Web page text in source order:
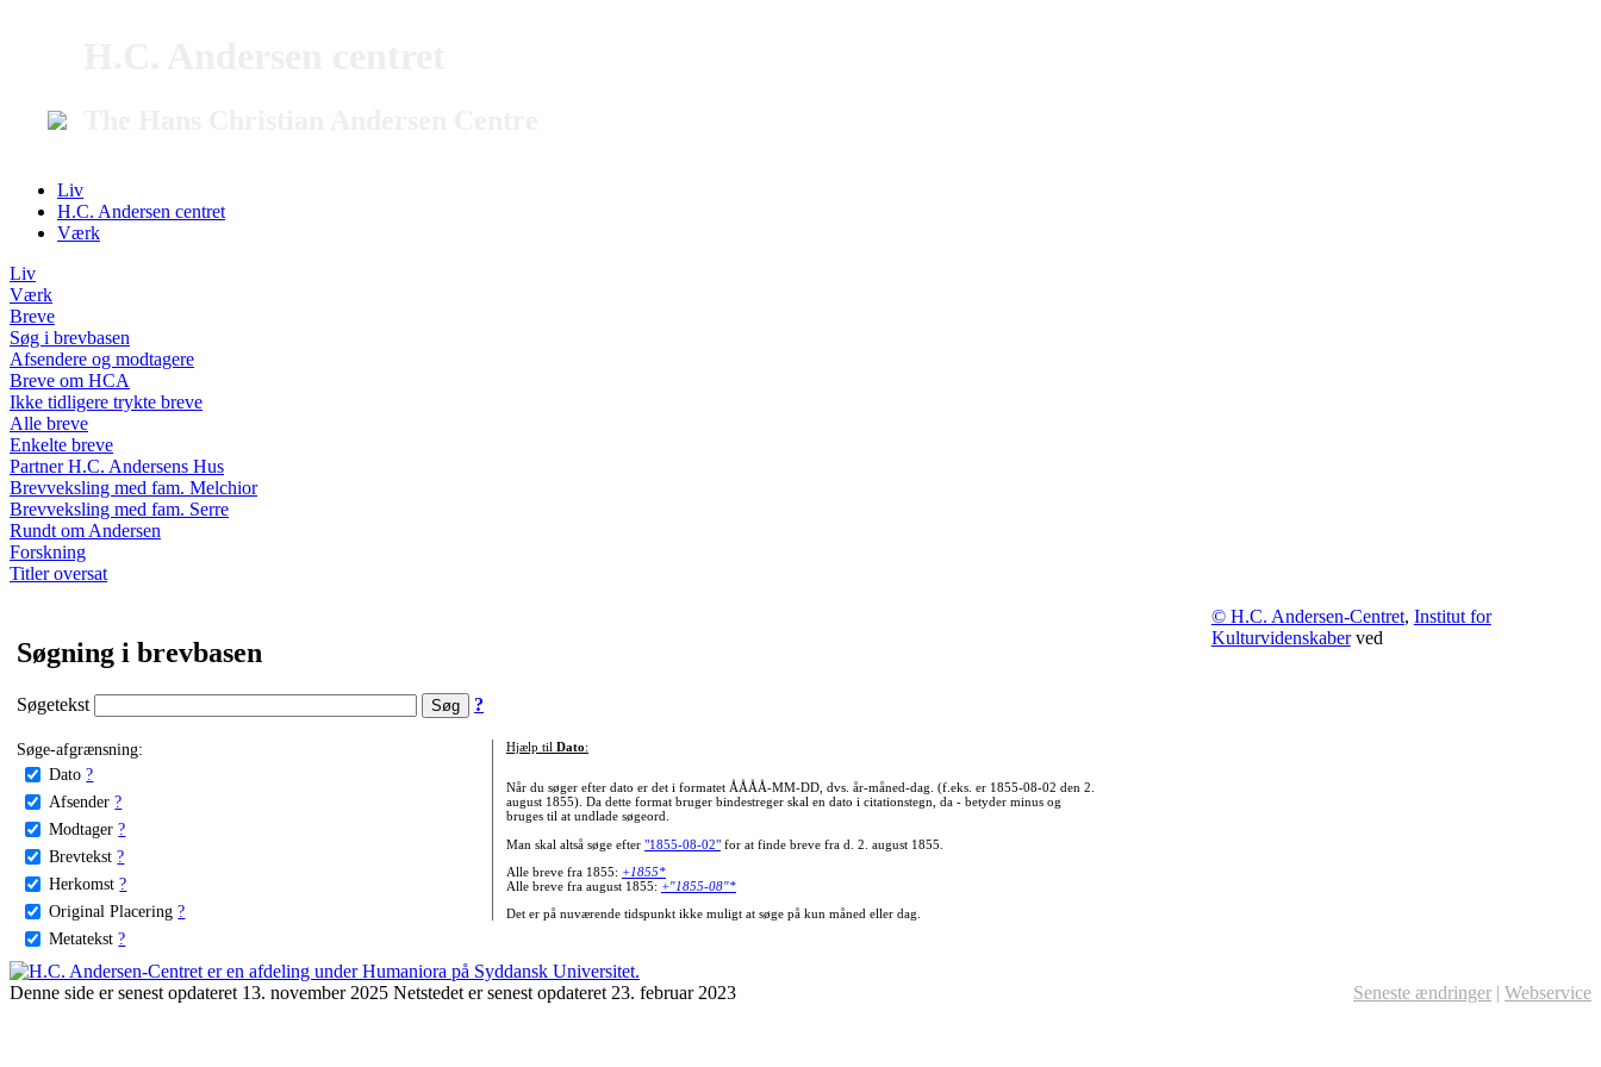
Liv
H.C. Andersen centret
Værk
Liv
Værk
Breve
Søg i brevbasen
Afsendere og modtagere
Breve om HCA
Ikke tidligere trykte breve
Alle breve
Enkelte breve
Partner H.C. Andersens Hus
Brevveksling med fam. Melchior
Brevveksling med fam. Serre
Rundt om Andersen
Forskning
Titler oversat
Søgning i brevbasen
Søgetekst ?
Søge-afgrænsning:
Dato ?
Afsender ?
Modtager ?
Brevtekst ?
Herkomst ?
Original Placering ?
Metatekst ?
Hjælp til Dato:
Når du søger efter dato er det i formatet ÅÅÅÅ-MM-DD, dvs. år-måned-dag. (f.eks. er 1855-08-02 den 2.
august 1855). Da dette format bruger bindestreger skal en dato i citationstegn, da - betyder minus og
bruges til at undlade søgeord.
Man skal altså søge efter "1855-08-02"for at finde breve fra d. 2. august 1855.
Alle breve fra 1855: +1855*
Alle breve fra august 1855: +"1855-08"*
Det er på nuværende tidspunkt ikke muligt at søge på kun måned eller dag.
© H.C. Andersen-Centret, Institut for
Kulturvidenskaberved
Denne side er senest opdateret 13. november 2025 Netstedet er senest opdateret 23. februar 2023 Seneste ændringer | Webservice